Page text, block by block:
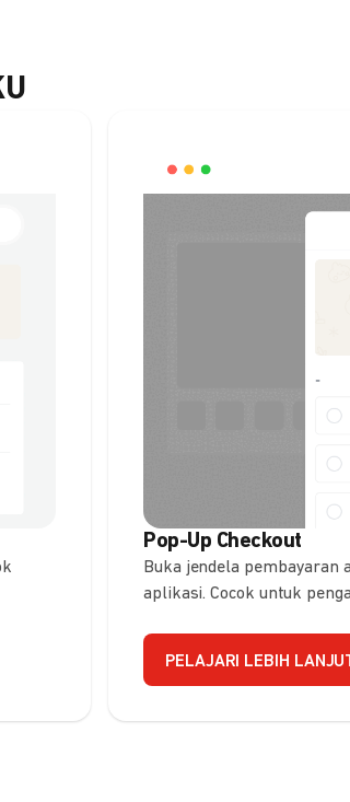
Pop-Up Checkout
Buka jendela pembayaran
aplikasi. Cocok untuk
PELAJARI LEBIH